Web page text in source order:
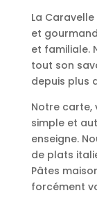
La
et
et familiale.
tout son
depuis plus
Notre carte,
simple et
enseigne.
de plats
Pâtes
forcément